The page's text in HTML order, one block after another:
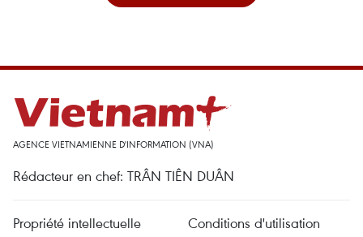
AGENCE VIETNAMIENNE D'INFORMATION (VNA)
Rédacteur en chef: TRÂN TIÊN DUÂN
Propriété intellectuelle
Conditions d'utilisation